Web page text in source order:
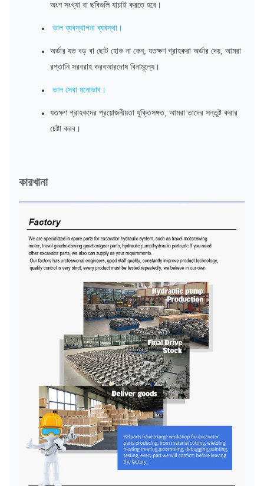
অংশ সংখ্যা বা ছবিগুলি যাচাই করতে হবে।
ভাল ব্যবস্থাপনা ব্যবস্থা।
অর্ডার যত বড় বা ছোট হোক না কেন, যতক্ষণ গ্রাহকরা অর্ডার দেয়, আমরা
রপ্তানি সরবরাহ করবআরদোষ বিনামূল্যে।
ভাল সেবা মনোভাব।
যতক্ষণ গ্রাহকদের প্রয়োজনীয়তা যুক্তিসঙ্গত, আমরা তাদের সন্তুষ্ট করার
চেষ্টা করব।
কারখানা